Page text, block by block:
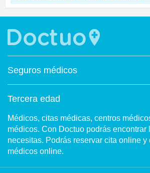
Seguros médicos
Tercera edad
Médicos, citas médicas, centros
médicos. Con Doctuo podrás encontrar
necesitas. Podrás reservar cita online y
médicos online.